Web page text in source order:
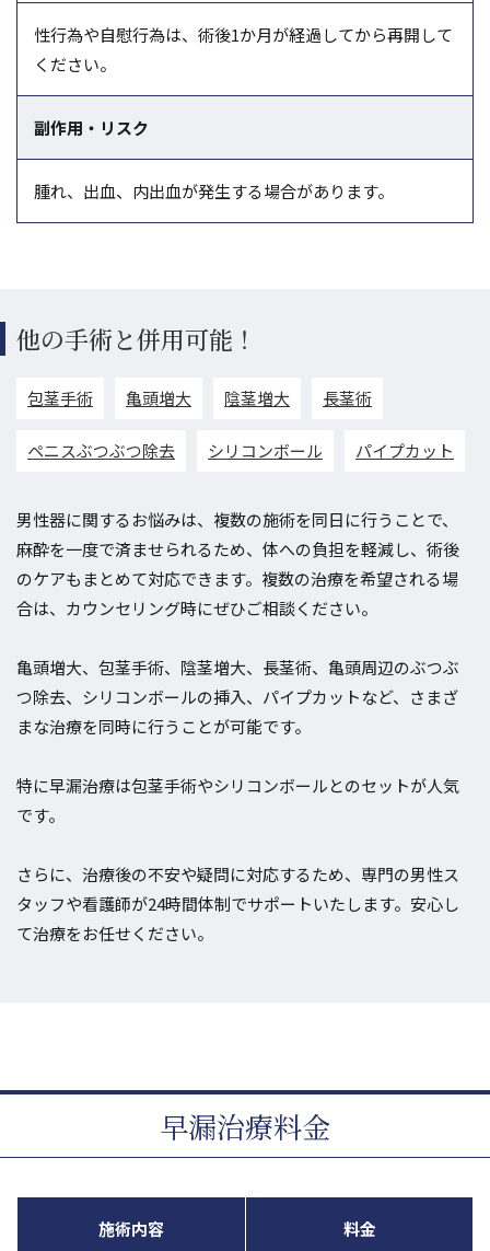
性行為や自慰行為は、術後1か月が経過してから再開して
ください。
副作用・リスク
腫れ、出血、内出血が発生する場合があります。
他の手術と併用可能！
包茎手術 亀頭増大 陰茎増大 長茎術
ペニスぶつぶつ除去 シリコンボール パイプカット
男性器に関するお悩みは、複数の施術を同日に行うことで、
麻酔を一度で済ませられるため、体への負担を軽減し、術後
のケアもまとめて対応できます。複数の治療を希望される場
合は、カウンセリング時にぜひご相談ください。
亀頭増大、包茎手術、陰茎増大、長茎術、亀頭周辺のぶつぶ
つ除去、シリコンボールの挿入、パイプカットなど、さまざ
まな治療を同時に行うことが可能です。
特に早漏治療は包茎手術やシリコンボールとのセットが人気
です。
さらに、治療後の不安や疑問に対応するため、専門の男性ス
タッフや看護師が24時間体制でサポートいたします。安心し
て治療をお任せください。
早漏治療料金
施術内容 料金